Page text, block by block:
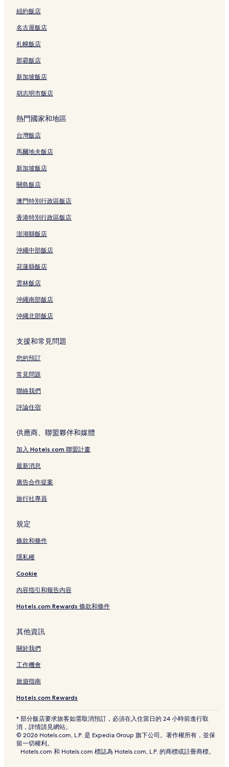
美特蘭的設有游泳池的飯店
美特蘭的奢華飯店
恩瑞斯鎮的設有停車場的飯店
波高爾賓的酒莊飯店
波高爾賓的寵物友善飯店
洛夫戴爾的酒莊飯店
獵人谷的親子飯店
新堡的汽車旅館
辛格爾頓的汽車旅館
達德利海灘的汽車旅館
馬蹄海灘 5 星級飯店
美特蘭 4 星級飯店
Salamander 灣 2 星級飯店
紐約飯店
名古屋飯店
札幌飯店
那霸飯店
新加坡飯店
胡志明市飯店
熱門國家和地區
台灣飯店
馬爾地夫飯店
新加坡飯店
關島飯店
澳門特別行政區飯店
香港特別行政區飯店
澎湖縣飯店
沖繩中部飯店
花蓮縣飯店
雲林飯店
沖繩南部飯店
沖繩北部飯店
支援和常見問題
您的預訂
常見問題
聯絡我們
評論住宿
供應商、聯盟夥伴和媒體
加入 Hotels.com 聯盟計畫
最新消息
廣告合作提案
旅行社專員
規定
條款和條件
隱私權
Cookie
內容指引和報告內容
Hotels.com Rewards 條款和條件
其他資訊
關於我們
工作機會
旅遊指南
Hotels.com Rewards
* 部分飯店要求旅客如需取消預訂，必須在入住當日的 24 小時前進行取
消，詳情請見網站。
© 2026 Hotels.com, L.P. 是 Expedia Group 旗下公司。著作權所有，並保
留一切權利。
Hotels.com 和 Hotels.com 標誌為 Hotels.com, L.P. 的商標或註冊商標。